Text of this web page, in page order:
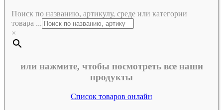
Поиск по названию, артикулу, среде или категории
товара ...
×
или нажмите, чтобы посмотреть все наши
продукты
Список товаров онлайн